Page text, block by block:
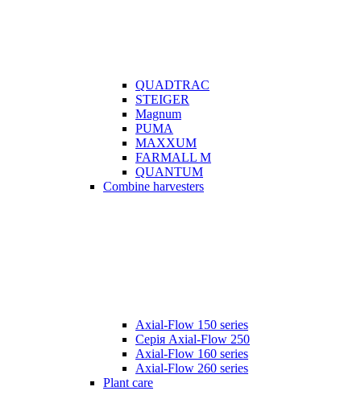
QUADTRAC
STEIGER
Magnum
PUMA
MAXXUM
FARMALL M
QUANTUM
Combine harvesters
Axial-Flow 150 series
Серія Axial-Flow 250
Axial-Flow 160 series
Axial-Flow 260 series
Plant care